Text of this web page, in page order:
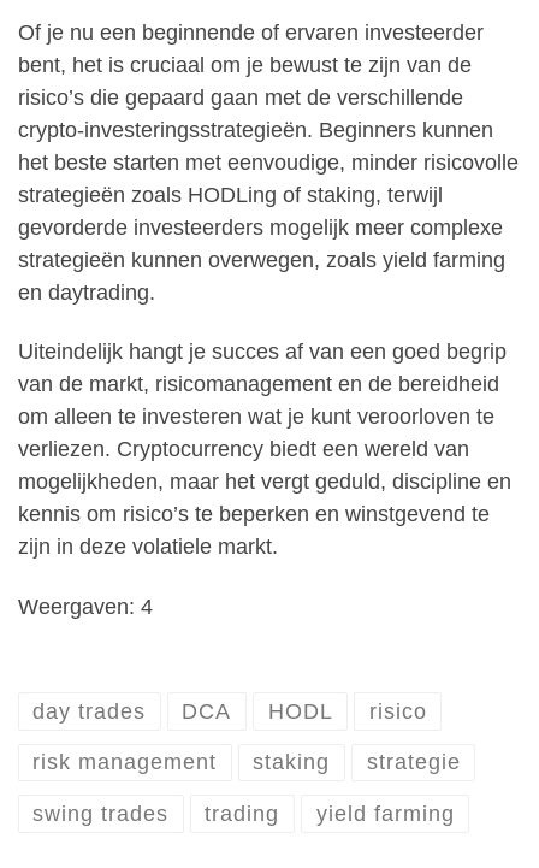
Of je nu een beginnende of ervaren investeerder
bent, het is cruciaal om je bewust te zijn van de
risico’s die gepaard gaan met de verschillende
crypto-investeringsstrategieën. Beginners kunnen
het beste starten met eenvoudige, minder risicovolle
strategieën zoals HODLing of staking, terwijl
gevorderde investeerders mogelijk meer complexe
strategieën kunnen overwegen, zoals yield farming
en daytrading.
Uiteindelijk hangt je succes af van een goed begrip
van de markt, risicomanagement en de bereidheid
om alleen te investeren wat je kunt veroorloven te
verliezen. Cryptocurrency biedt een wereld van
mogelijkheden, maar het vergt geduld, discipline en
kennis om risico’s te beperken en winstgevend te
zijn in deze volatiele markt.
Weergaven: 4
day trades DCA HODL risico
risk management staking strategie
swing trades trading yield farming